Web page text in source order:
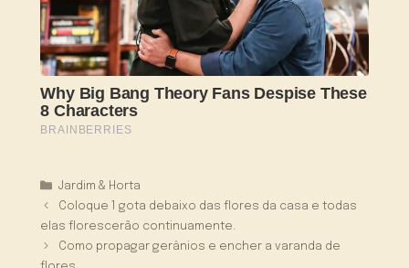
Categorias
Jardim & Horta
Coloque 1 gota debaixo das flores da casa e todas
elas florescerão continuamente.
Como propagar gerânios e encher a varanda de